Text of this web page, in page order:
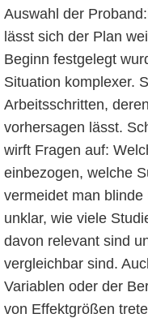
Auswahl der
lässt sich der Plan
Beginn festgelegt
Situation komplexer.
Arbeitsschritten,
vorhersagen lässt.
wirft Fragen auf:
einbezogen, welche
vermeidet man
unklar, wie viele
davon relevant sind
vergleichbar sind.
Variablen oder der
von Effektgrößen